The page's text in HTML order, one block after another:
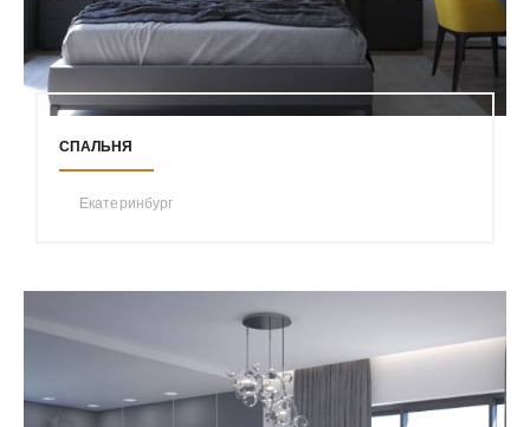
СПАЛЬНЯ
Екатеринбург